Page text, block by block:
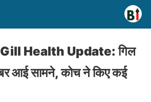
Health Update: गिल
आई सामने, कोच ने किए कई